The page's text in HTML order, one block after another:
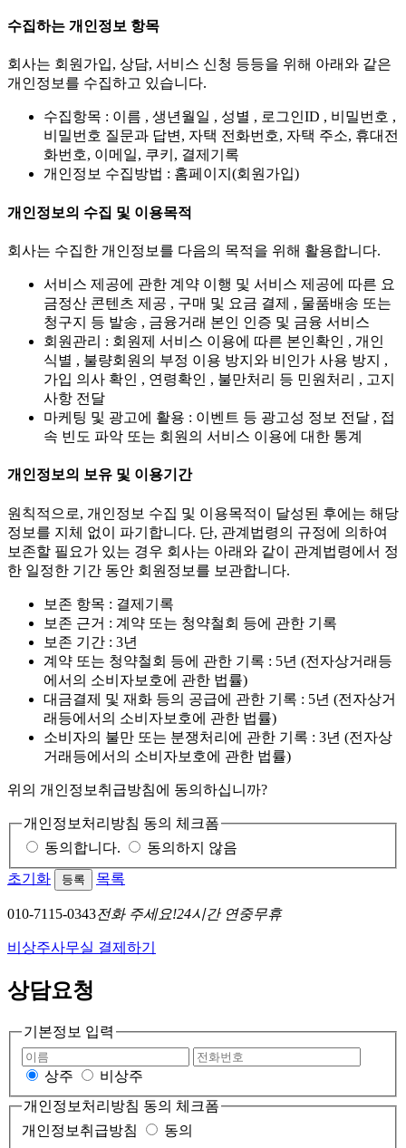
수집하는 개인정보 항목
회사는 회원가입, 상담, 서비스 신청 등등을 위해 아래와 같은
개인정보를 수집하고 있습니다.
수집항목 : 이름 , 생년월일 , 성별 , 로그인ID , 비밀번호 ,
비밀번호 질문과 답변, 자택 전화번호, 자택 주소, 휴대전
화번호, 이메일, 쿠키, 결제기록
개인정보 수집방법 : 홈페이지(회원가입)
개인정보의 수집 및 이용목적
회사는 수집한 개인정보를 다음의 목적을 위해 활용합니다.
서비스 제공에 관한 계약 이행 및 서비스 제공에 따른 요
금정산 콘텐츠 제공 , 구매 및 요금 결제 , 물품배송 또는
청구지 등 발송 , 금융거래 본인 인증 및 금융 서비스
회원관리 : 회원제 서비스 이용에 따른 본인확인 , 개인
식별 , 불량회원의 부정 이용 방지와 비인가 사용 방지 ,
가입 의사 확인 , 연령확인 , 불만처리 등 민원처리 , 고지
사항 전달
마케팅 및 광고에 활용 : 이벤트 등 광고성 정보 전달 , 접
속 빈도 파악 또는 회원의 서비스 이용에 대한 통계
개인정보의 보유 및 이용기간
원칙적으로, 개인정보 수집 및 이용목적이 달성된 후에는 해당
정보를 지체 없이 파기합니다. 단, 관계법령의 규정에 의하여
보존할 필요가 있는 경우 회사는 아래와 같이 관계법령에서 정
한 일정한 기간 동안 회원정보를 보관합니다.
보존 항목 : 결제기록
보존 근거 : 계약 또는 청약철회 등에 관한 기록
보존 기간 : 3년
계약 또는 청약철회 등에 관한 기록 : 5년 (전자상거래등
에서의 소비자보호에 관한 법률)
대금결제 및 재화 등의 공급에 관한 기록 : 5년 (전자상거
래등에서의 소비자보호에 관한 법률)
소비자의 불만 또는 분쟁처리에 관한 기록 : 3년 (전자상
거래등에서의 소비자보호에 관한 법률)
위의 개인정보취급방침에 동의하십니까?
개인정보처리방침 동의 체크폼
동의합니다.
동의하지 않음
초기화
등록 목록
010-7115-0343전화 주세요!24시간 연중무휴
비상주사무실 결제하기
상담요청
기본정보 입력
상주
비상주
개인정보처리방침 동의 체크폼
개인정보취급방침
동의